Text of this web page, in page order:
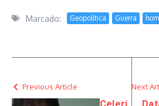
Marcado: Geopolítica Guerra
Previous Article Next